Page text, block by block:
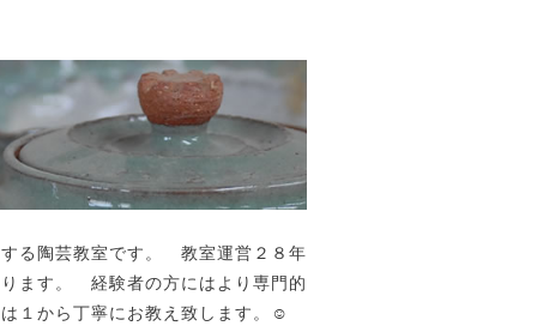
る陶芸教室です。 教室運営２８年
ます。 経験者の方にはより専門的
は１から丁寧にお教え致します。☺️